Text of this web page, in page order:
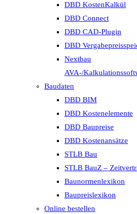
DBD KostenKalkül
DBD Connect
DBD CAD-Plugin
DBD
Nextbau
AVA-/
Baudaten
DBD BIM
DBD Kostenelemente
DBD Baupreise
DBD Kostenansätze
STLB Bau
STLB BauZ –
Baunormenlexikon
Baupreislexikon
Online bestellen